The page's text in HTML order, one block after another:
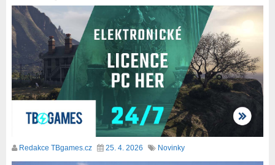
Redakce TBgames.cz 25. 4. 2026 Novinky